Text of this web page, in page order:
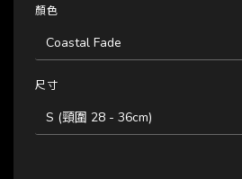
顏色
尺寸